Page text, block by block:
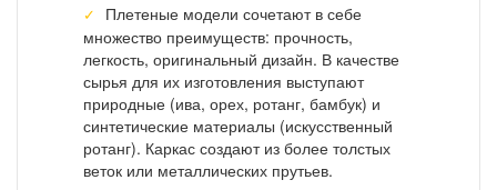
Плетеные модели сочетают в себе
множество преимуществ: прочность,
легкость, оригинальный дизайн. В качестве
сырья для их изготовления выступают
природные (ива, орех, ротанг, бамбук) и
синтетические материалы (искусственный
ротанг). Каркас создают из более толстых
веток или металлических прутьев.